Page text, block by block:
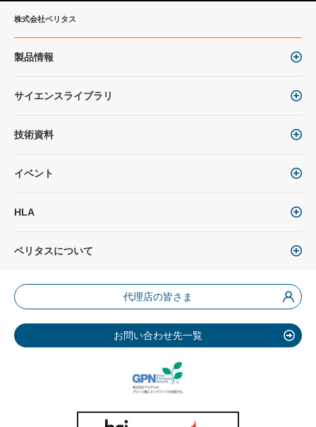
株式会社ベリタス
製品情報
サイエンスライブラリ
技術資料
イベント
HLA
ベリタスについて
代理店の皆さま
お問い合わせ先一覧